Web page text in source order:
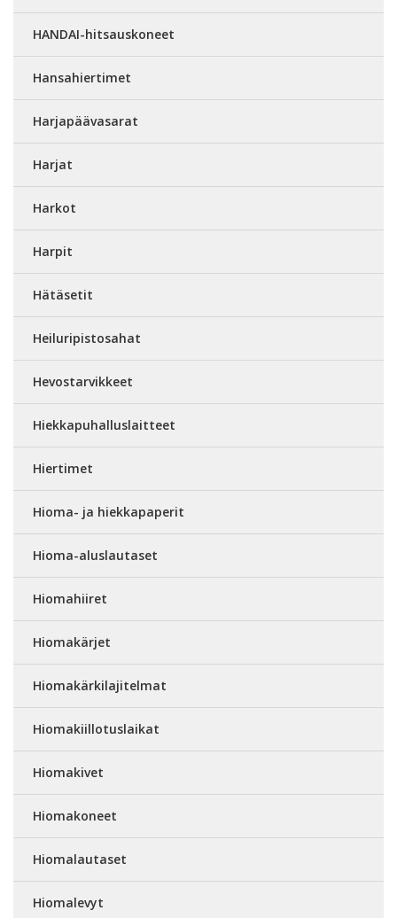
HANDAI-hitsauskoneet
Hansahiertimet
Harjapäävasarat
Harjat
Harkot
Harpit
Hätäsetit
Heiluripistosahat
Hevostarvikkeet
Hiekkapuhalluslaitteet
Hiertimet
Hioma- ja hiekkapaperit
Hioma-aluslautaset
Hiomahiiret
Hiomakärjet
Hiomakärkilajitelmat
Hiomakiillotuslaikat
Hiomakivet
Hiomakoneet
Hiomalautaset
Hiomalevyt